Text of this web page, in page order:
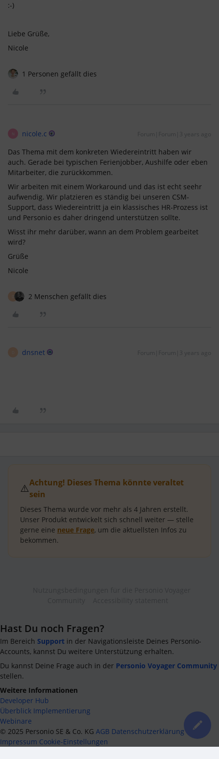
:-)
Liebe Grüße,
Nicole
1 Personen gefällt dies
N nicole.c Forum|Forum|3 years ago
Das Thema mit dem konkreten Wiedereintritt haben wir
auch. Gerade bei typischen Ferienjobber, Aushilfe oder eben
Mitarbeiter, die zurückkommen.
Wir arbeiten mit einem Workaround und das ist echt seehr
aufwendig. Wir platzieren es ständig bei unseren CSM-
Support, dass Wiedereintritt ja ein klassisches HR-Prozess ist
und Personio es daher dringend unterstützen sollte.
Wisst ihr mehr darüber, wann an dem Problem gearbeitet
wird?
Grüße
Nicole
D 2 Menschen gefällt dies
dnsnet Forum|Forum|3 years ago
⚠️Achtung! Dieses Thema könnte veraltet
sein
Dieses Thema wurde vor mehr als 4 Jahren erstellt.
Unser Produkt entwickelt sich schnell weiter — stelle
gerne eine neue Frage, um die aktuellsten Infos zu
bekommen.
Hast Du noch Fragen?
Im Bereich Support in der Navigationsleiste Deines Personio-
Accounts, kannst Du weitere Unterstützung erhalten.
Du kannst Deine Frage auch in der Personio Voyager Community
stellen.
Weitere Informationen
Developer Hub
Überblick Implementierung
Webinare
© 2025 Personio SE & Co. KG AGB Datenschutzerklärung
Impressum Cookie-Einstellungen